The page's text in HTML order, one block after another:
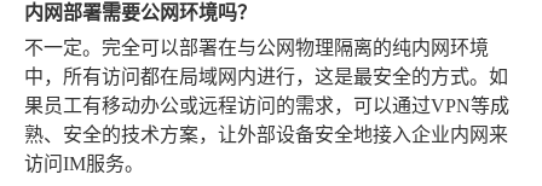
内网部署需要公网环境吗？
不一定。完全可以部署在与公网物理隔离的纯内网环境
中，所有访问都在局域网内进行，这是最安全的方式。如
果员工有移动办公或远程访问的需求，可以通过VPN等成
熟、安全的技术方案，让外部设备安全地接入企业内网来
访问IM服务。